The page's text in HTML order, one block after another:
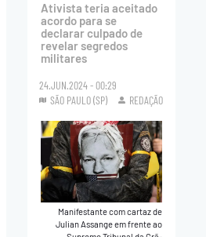
Ativista teria aceitado
acordo para se
declarar culpado de
revelar segredos
militares
24.JUN.2024 - 00:29
SÃO PAULO (SP)
REDAÇÃO
Manifestante com cartaz de
Julian Assange em frente ao